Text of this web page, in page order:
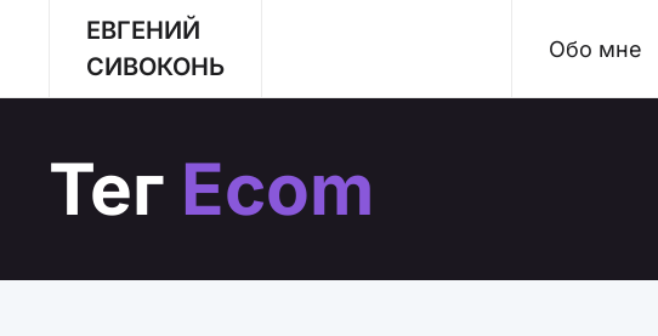
Перейти к содержимому
ЕВГЕНИЙ
СИВОКОНЬ
Обо мне
Тег Ecom